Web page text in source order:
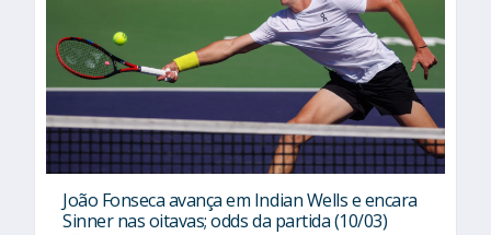
João Fonseca avança em Indian Wells e encara
Sinner nas oitavas; odds da partida (10/03)